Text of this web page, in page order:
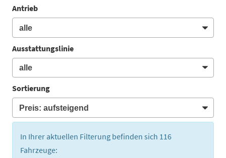
Antrieb
Ausstattungslinie
Sortierung
In Ihrer aktuellen Filterung befinden sich 116
Fahrzeuge: